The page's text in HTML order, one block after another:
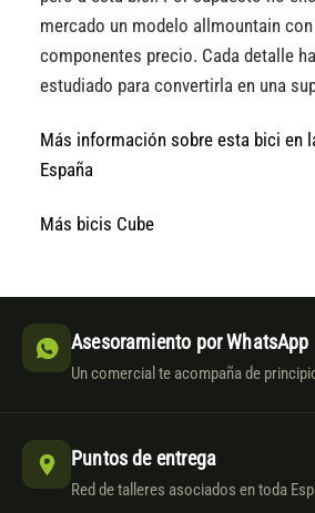
mercado un modelo allmountain
componentes precio. Cada detalle
estudiado para convertirla en una
Más información sobre esta bici en
España
Más bicis Cube
Asesoramiento por WhatsApp
Un comercial te acompaña de
Puntos de entrega
Red de talleres asociados en toda